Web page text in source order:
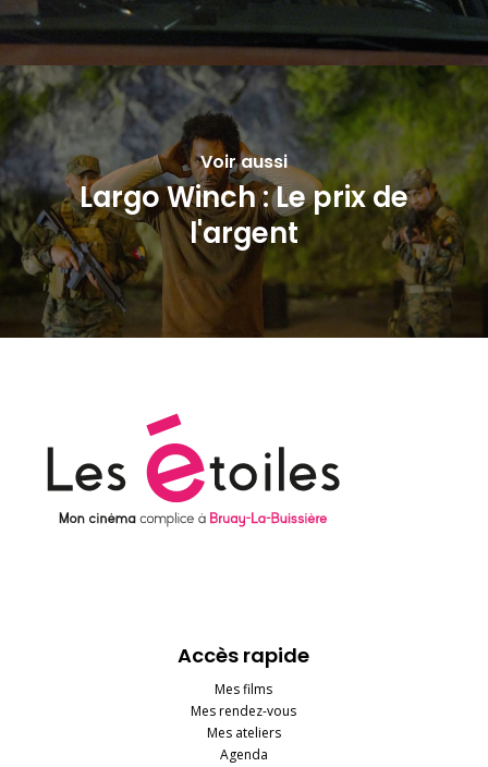
Voir aussi
Largo Winch : Le prix de
l'argent
Accès rapide
Mes films
Mes rendez-vous
Mes ateliers
Agenda